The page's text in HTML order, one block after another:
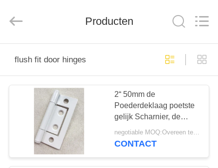
PRODUCTEN
VIDEO'S
ONGEVEER
ONS
Hardware
Factory.
Reserved.
Producten
flush fit door hinges
2“ 50mm de
Poederdeklaag poetste
gelijk Scharnier, de
Hardware van de
Spildeur op
negotiable MOQ:Overeen te komen
CONTACT